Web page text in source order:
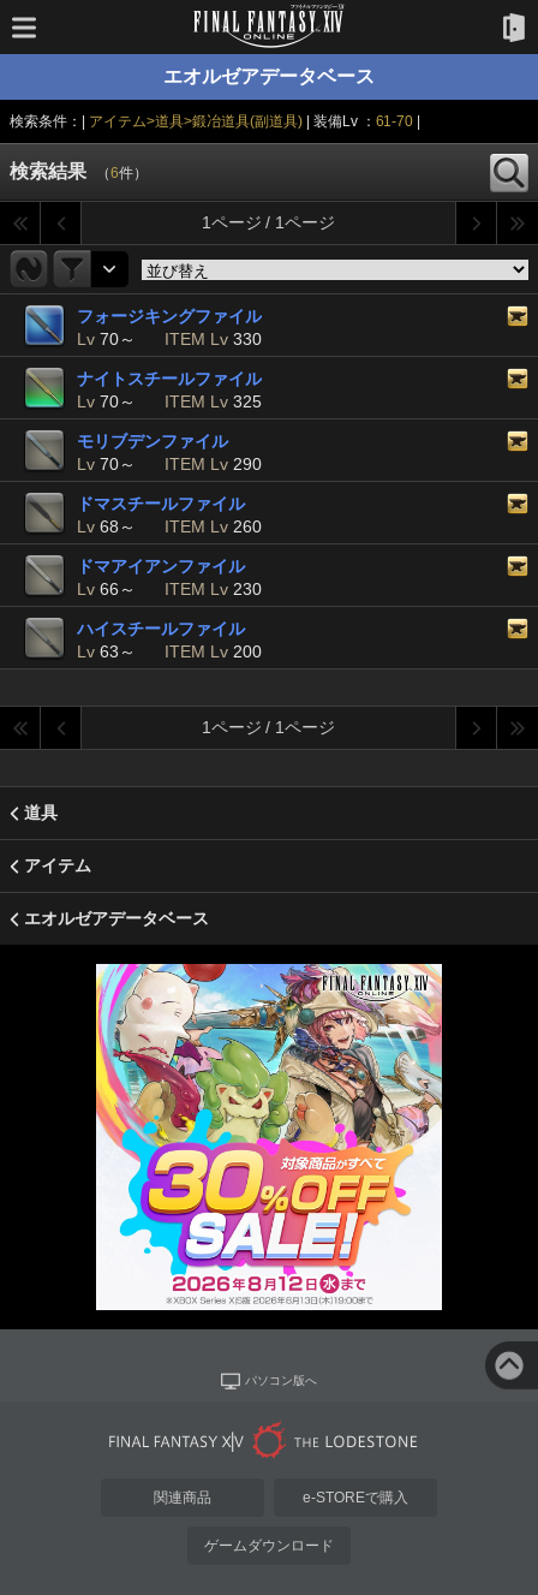
エオルゼアデータベース
検索条件：| アイテム>道具>鍛冶道具(副道具) | 装備Lv ： 61-70
検索結果 （6件）
1ページ / 1ページ
フォージキングファイル
Lv 70～ ITEM Lv 330
ナイトスチールファイル
Lv 70～ ITEM Lv 325
モリブデンファイル
Lv 70～ ITEM Lv 290
ドマスチールファイル
Lv 68～ ITEM Lv 260
ドマアイアンファイル
Lv 66～ ITEM Lv 230
ハイスチールファイル
Lv 63～ ITEM Lv 200
1ページ / 1ページ
道具
アイテム
エオルゼアデータベース
パソコン版へ
関連商品 e-STOREで購入
ゲームダウンロード